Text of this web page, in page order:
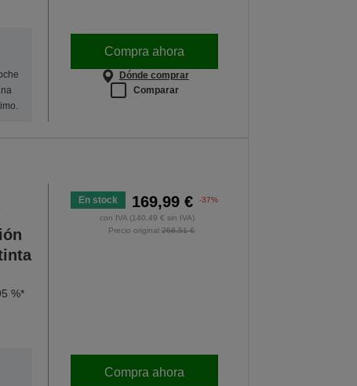
Compra ahora
Dónde comprar
Comparar
%*
En stock 169,99 € -37%
con IVA (140,49 € sin IVA)
Precio original268,51 €
Compra ahora